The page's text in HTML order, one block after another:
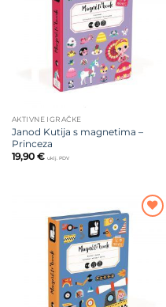
AKTIVNE IGRAČKE
Janod Kutija s magnetima –
Princeza
19,90 € uklj. PDV